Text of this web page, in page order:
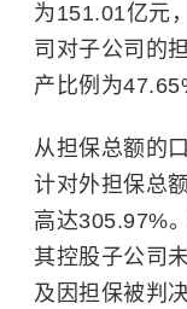
为151.01亿元
司对子公司的
产比例为
从担保总额的
计对外担保总
高达305.97%
其控股子公司
及因担保被判